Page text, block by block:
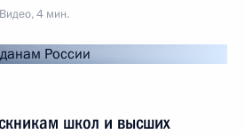
Видео, 4 мин.
школ и высших